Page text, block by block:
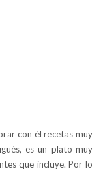
con él recetas muy
es un plato muy
que incluye. Por lo